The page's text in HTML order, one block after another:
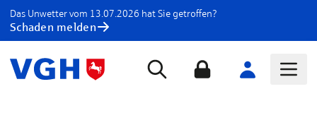
Das Unwetter vom 13.07.2026 hat Sie getroffen?
Schaden melden